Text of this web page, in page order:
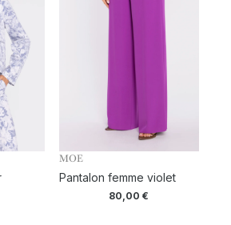
MOE
Pantalon femme violet
80,00€